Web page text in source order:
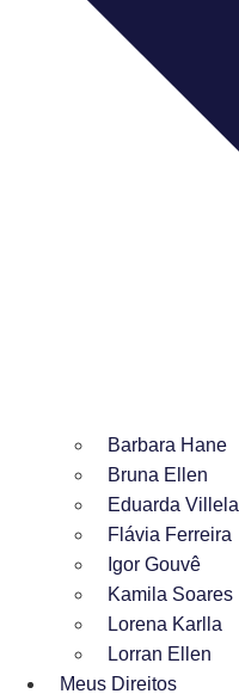
Barbara Hane
Bruna Ellen
Eduarda Villela
Flávia Ferreira
Igor Gouvê
Kamila Soares
Lorena Karlla
Lorran Ellen
Meus Direitos